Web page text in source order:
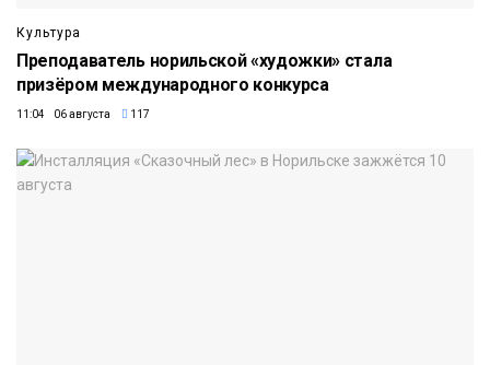
Культура
Преподаватель норильской «художки» стала
призёром международного конкурса
11:04 06 августа 117